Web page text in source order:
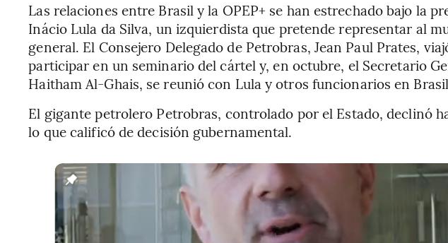
Las relaciones entre Brasil y la OPEP+ se han estrechado bajo la
Inácio Lula da Silva, un izquierdista que pretende representar al
general. El Consejero Delegado de Petrobras, Jean Paul Prates,
participar en un seminario del cártel y, en octubre, el Secretario
Haitham Al-Ghais, se reunió con Lula y otros funcionarios en
El gigante petrolero Petrobras, controlado por el Estado, declinó
lo que calificó de decisión gubernamental.